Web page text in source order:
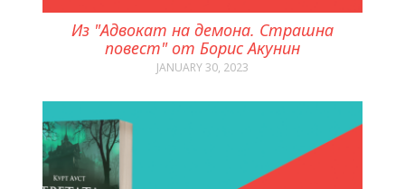
Из "Адвокат на демона. Страшна
повест" от Борис Акунин
JANUARY 30, 2023